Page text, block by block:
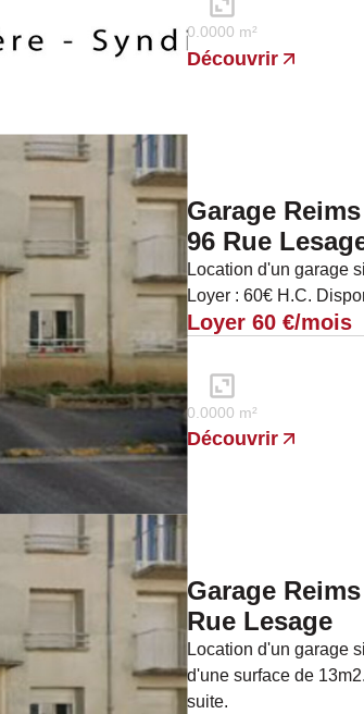
0.0000 m²
Découvrir
Garage
96 Rue
Location d'un garage
Loyer : 60€ H.C.
Loyer 60 €/mois
0.0000 m²
Découvrir
Garage
Rue Lesage
Location d'un garage
d'une surface de
suite.